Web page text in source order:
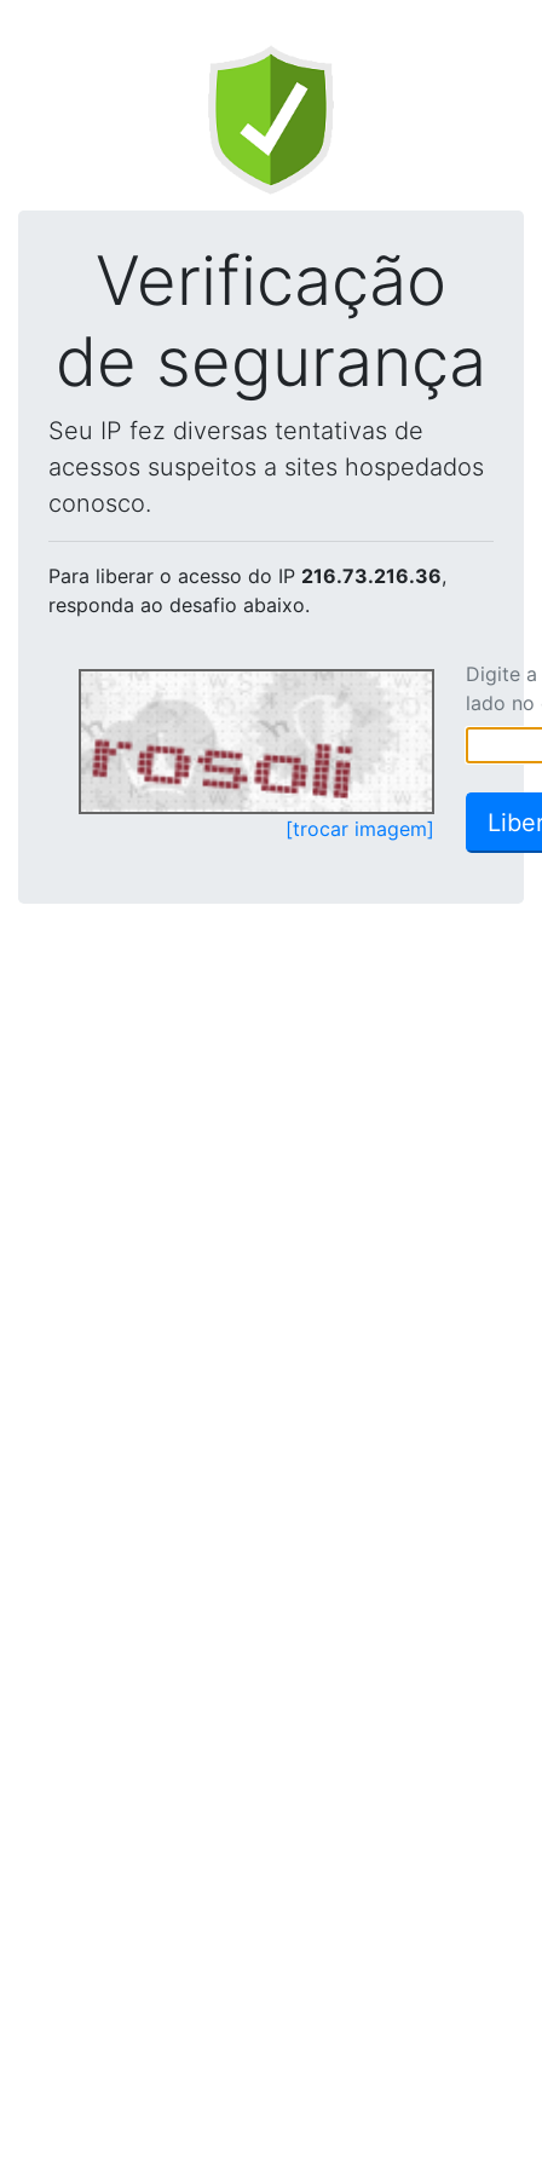
Verificação
de segurança
Seu IP fez diversas tentativas de
acessos suspeitos a sites hospedados
conosco.
Para liberar o acesso do IP 216.73.216.36,
responda ao desafio abaixo.
[trocar imagem]
Digite
lado no